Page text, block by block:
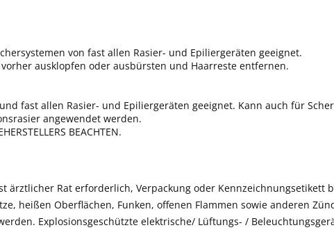
von fast allen Rasier- und Epiliergeräten geeignet.
ausklopfen oder ausbürsten und Haarreste entfernen.
fast allen Rasier- und Epiliergeräten geeignet. Kann auch für
angewendet werden.
BEACHTEN.
ärztlicher Rat erforderlich, Verpackung oder Kennzeichnungsetikett
heißen Oberflächen, Funken, offenen Flammen sowie anderen
Explosionsgeschützte elektrische/ Lüftungs- /